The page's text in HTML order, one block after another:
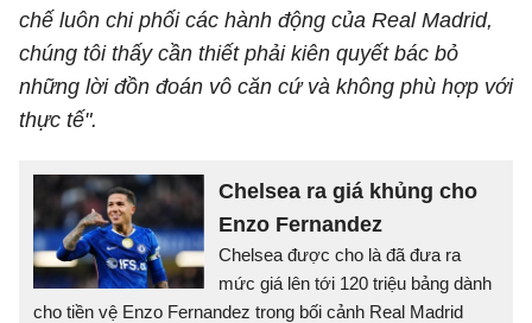
chế luôn chi phối các hành động của Real Madrid,
chúng tôi thấy cần thiết phải kiên quyết bác bỏ
những lời đồn đoán vô căn cứ và không phù hợp với
thực tế".
Chelsea ra giá khủng cho
Enzo Fernandez
Chelsea được cho là đã đưa ra
mức giá lên tới 120 triệu bảng dành
cho tiền vệ Enzo Fernandez trong bối cảnh Real Madrid